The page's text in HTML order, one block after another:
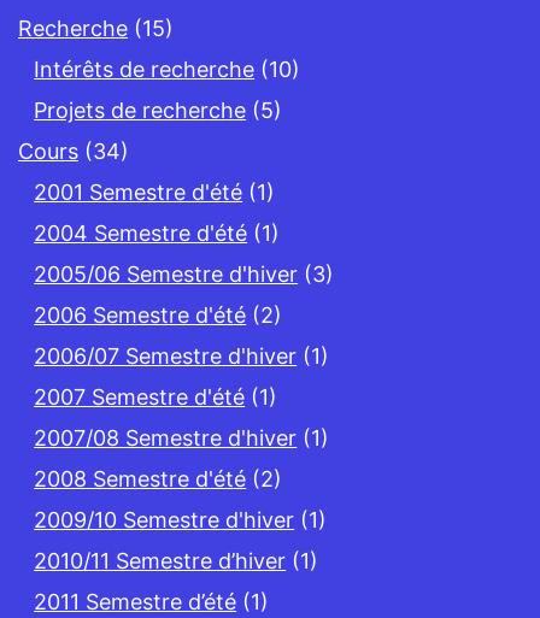
Recherche (15)
Intérêts de recherche (10)
Projets de recherche (5)
Cours (34)
2001 Semestre d'été (1)
2004 Semestre d'été (1)
2005/06 Semestre d'hiver (3)
2006 Semestre d'été (2)
2006/07 Semestre d'hiver (1)
2007 Semestre d'été (1)
2007/08 Semestre d'hiver (1)
2008 Semestre d'été (2)
2009/10 Semestre d'hiver (1)
2010/11 Semestre d’hiver (1)
2011 Semestre d’été (1)